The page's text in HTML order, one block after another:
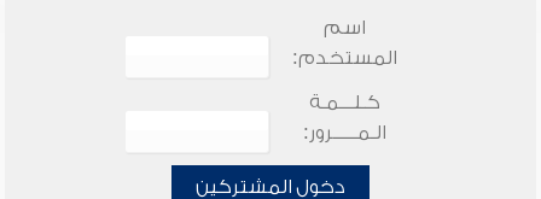
اسم
المستخدم:
كـلـــمـة
الـمـــــرور:
دخول المشتركين